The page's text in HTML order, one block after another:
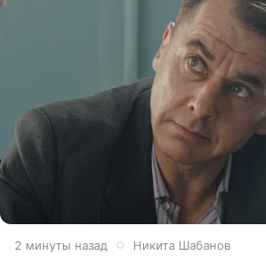
3 минуты назад Никита Шабанов